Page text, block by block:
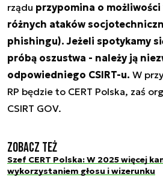
rządu przypomina o
różnych ataków
phishingu). Jeżeli spotykamy
próbą oszustwa - należy ją
odpowiedniego CSIRT-u. W
RP będzie to CERT Polska, zaś
CSIRT GOV.
Zobacz też
Szef CERT Polska: W 2025 więcej
wykorzystaniem głosu i wizerunku